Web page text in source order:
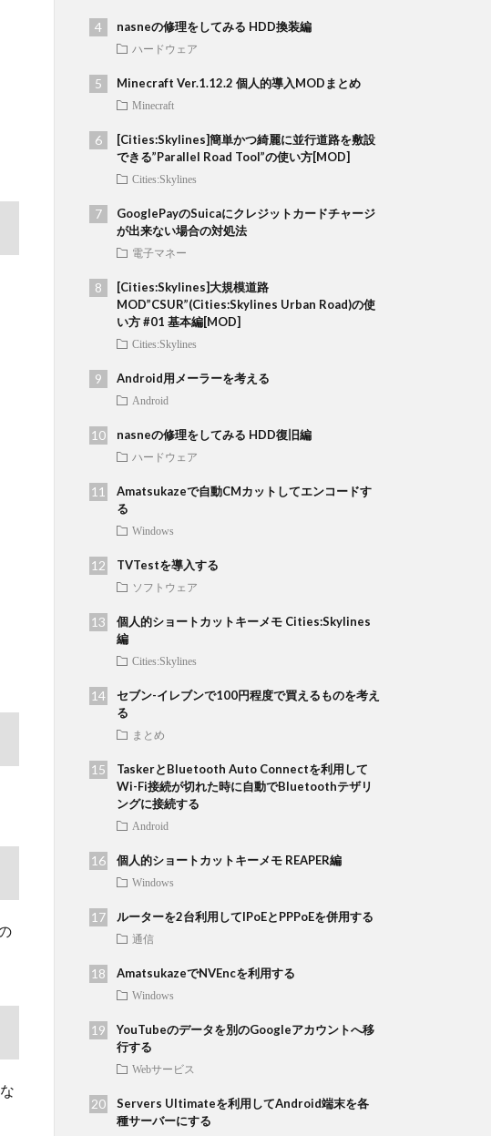
nasneの修理をしてみる HDD換装編
ハードウェア
Minecraft Ver.1.12.2 個人的導入MODまとめ
Minecraft
[Cities:Skylines]簡単かつ綺麗に並行道路を敷設
できる”Parallel Road Tool”の使い方[MOD]
Cities:Skylines
GooglePayのSuicaにクレジットカードチャージ
が出来ない場合の対処法
電子マネー
[Cities:Skylines]大規模道路
MOD”CSUR”(Cities:Skylines Urban Road)の使
い方 #01 基本編[MOD]
Cities:Skylines
Android用メーラーを考える
Android
nasneの修理をしてみる HDD復旧編
ハードウェア
Amatsukazeで自動CMカットしてエンコードす
る
Windows
TVTestを導入する
ソフトウェア
個人的ショートカットキーメモ Cities:Skylines
編
Cities:Skylines
セブン-イレブンで100円程度で買えるものを考え
る
まとめ
TaskerとBluetooth Auto Connectを利用して
Wi-Fi接続が切れた時に自動でBluetoothテザリ
ングに接続する
Android
個人的ショートカットキーメモ REAPER編
Windows
ルーターを2台利用してIPoEとPPPoEを併用する
通信
AmatsukazeでNVEncを利用する
Windows
YouTubeのデータを別のGoogleアカウントへ移
行する
Webサービス
Servers Ultimateを利用してAndroid端末を各
種サーバーにする